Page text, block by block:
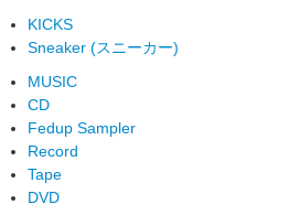
KICKS
Sneaker (スニーカー)
MUSIC
CD
Fedup Sampler
Record
Tape
DVD